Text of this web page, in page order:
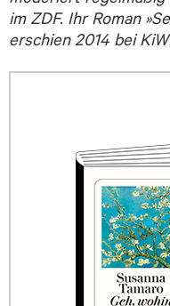
im ZDF. Ihr Roman
erschien 2014 bei